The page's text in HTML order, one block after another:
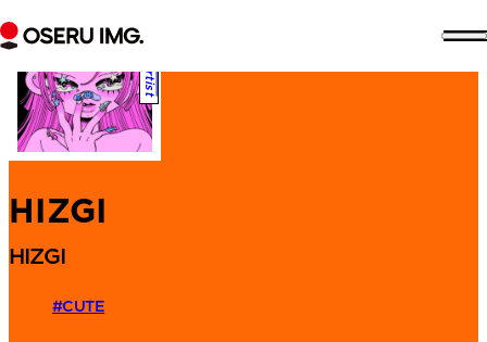
セ エ
セ
Artist
HIZGI
HIZGI
#CUTE